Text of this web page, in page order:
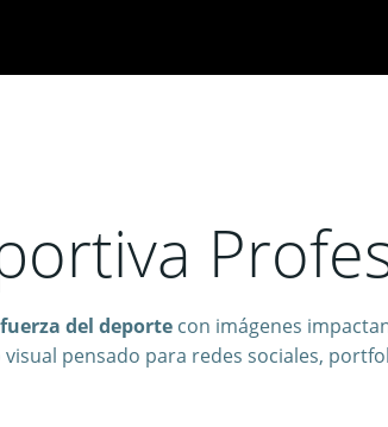
del deporte con imágenes
pensado para redes sociales,